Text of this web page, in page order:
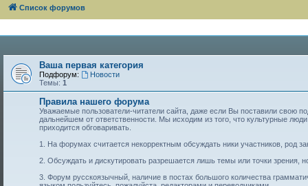
Список форумов
Ваша первая категория
Подфорум:
Новости
Темы: 1
Правила нашего форума
Уважаемые пользователи-читатели сайта, даже если Вы поставили свою
дальнейшем от ответственности. Мы исходим из того, что культурные
приходится обговаривать.
1. На форумах считается некорректным обсуждать ники участников, род
2. Обсуждать и дискутировать разрешается лишь темы или точки зрения,
3. Форум русскоязычный, наличие в постах большого количества